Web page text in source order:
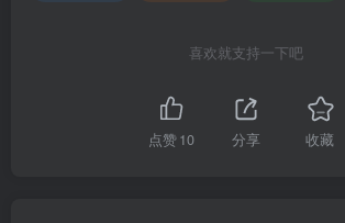
喜欢就支持一下吧
点赞10 分享 收藏